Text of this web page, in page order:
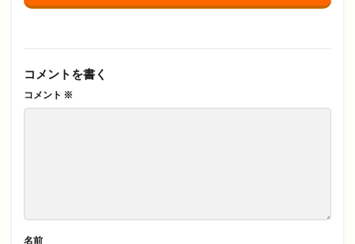
コメントを書く
コメント ※
名前